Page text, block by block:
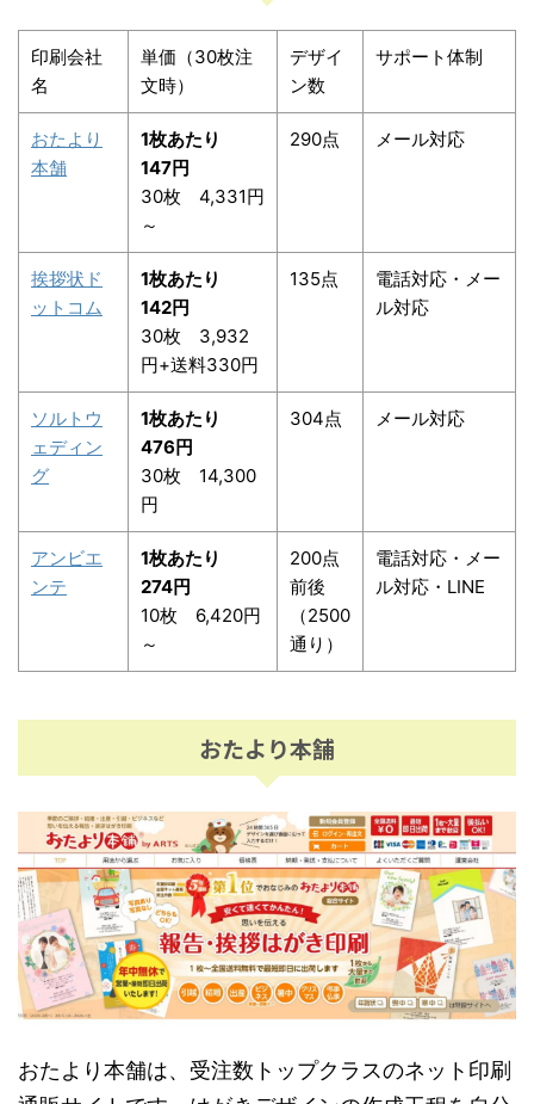
印刷会社
名
単価（30枚注
文時）
デザイ
ン数
サポート体制
おたより
本舗
1枚あたり
147円
30枚 4,331円
～
290点 メール対応
挨拶状ド
ットコム
1枚あたり
142円
30枚 3,932
円+送料330円
135点
電話対応・メー
ル対応
ソルトウ
ェディン
グ
1枚あたり
476円
30枚 14,300
円
304点 メール対応
アンビエ
ンテ
1枚あたり
274円
10枚 6,420円
～
200点
前後
（2500
通り）
電話対応・メー
ル対応・LINE
おたより本舗
おたより本舗は、受注数トップクラスのネット印刷